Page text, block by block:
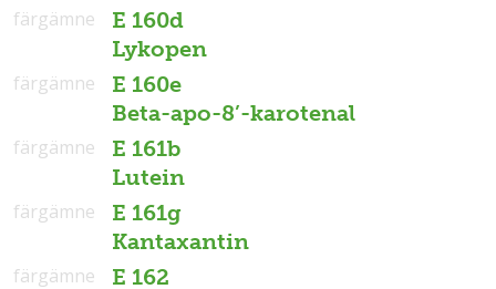
E 160d
Lykopen
färgämne
E 160e
Beta-apo-8’-karotenal
färgämne
E 161b
Lutein
färgämne
E 161g
Kantaxantin
färgämne
E 162
färgämne